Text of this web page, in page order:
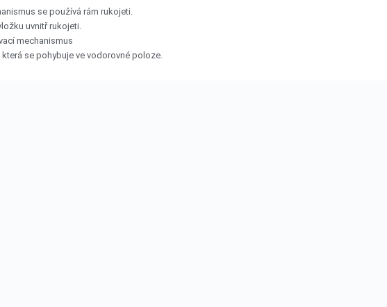
se používá rám rukojeti.
uvnitř rukojeti.
mechanismus
se pohybuje ve vodorovné poloze.